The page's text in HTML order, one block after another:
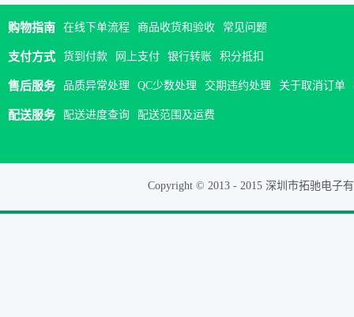
购物指南 在线下单流程 商品收货和验收 常见问题
支付方式 货到付款 网上支付 银行转账 积分抵扣
售后服务 品质异常处理 QC少数处理 交期违约处理 关于取消订单
配送服务 配送进度查询 配送范围及运费
Copyright © 2013 - 2015 深圳市拓驰电子